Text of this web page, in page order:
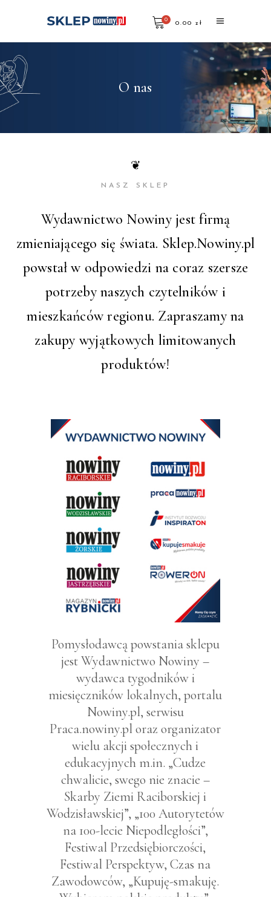
0 0.00 zł
O nas
❦
NASZ SKLEP
Wydawnictwo Nowiny jest firmą
zmieniającego się świata. Sklep.Nowiny.pl
powstał w odpowiedzi na coraz szersze
potrzeby naszych czytelników i
mieszkańców regionu. Zapraszamy na
zakupy wyjątkowych limitowanych
produktów!
Pomysłodawcą powstania sklepu
jest Wydawnictwo Nowiny –
wydawca tygodników i
miesięczników lokalnych, portalu
Nowiny.pl, serwisu
Praca.nowiny.pl oraz organizator
wielu akcji społecznych i
edukacyjnych m.in. „Cudze
chwalicie, swego nie znacie –
Skarby Ziemi Raciborskiej i
Wodzisławskiej”, „100 Autorytetów
na 100-lecie Niepodległości”,
Festiwal Przedsiębiorczości,
Festiwal Perspektyw, Czas na
Zawodowców, „Kupuję-smakuję.